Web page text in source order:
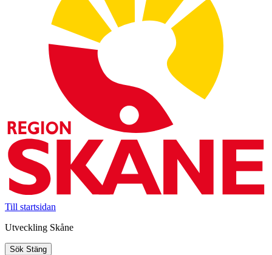
Till startsidan
Utveckling Skåne
Sök Stäng